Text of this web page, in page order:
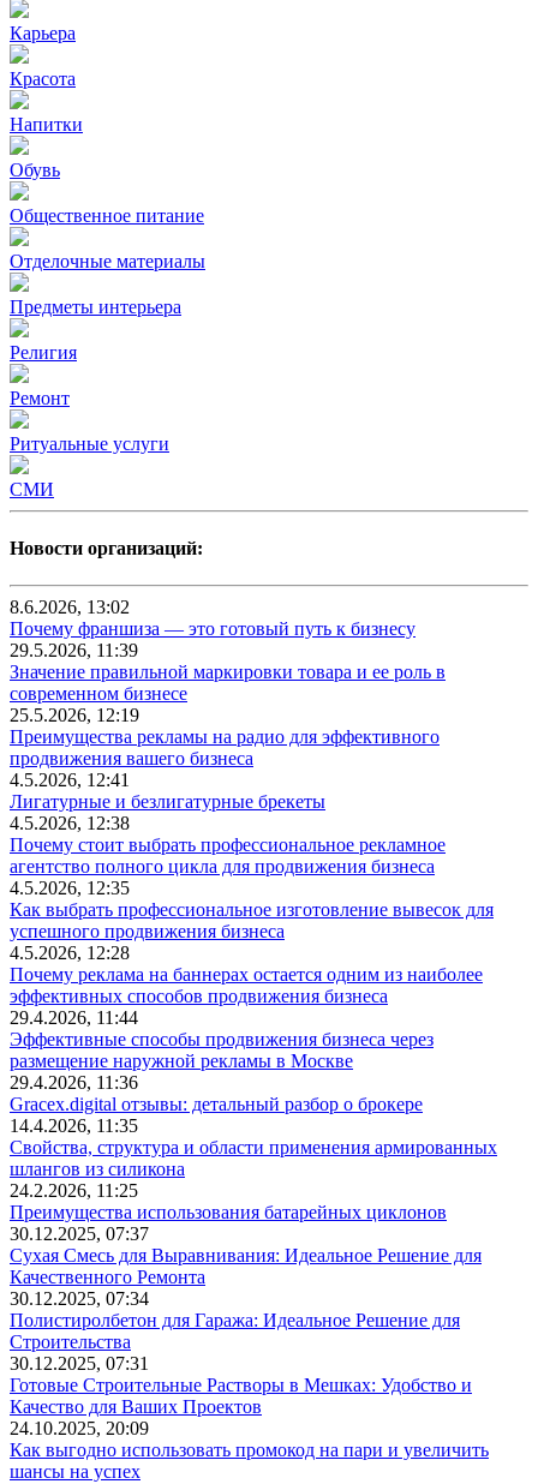
Карьера
Красота
Напитки
Обувь
Общественное питание
Отделочные материалы
Предметы интерьера
Религия
Ремонт
Ритуальные услуги
СМИ
Новости организаций:
8.6.2026, 13:02
Почему франшиза — это готовый путь к бизнесу
29.5.2026, 11:39
Значение правильной маркировки товара и ее роль в
современном бизнесе
25.5.2026, 12:19
Преимущества рекламы на радио для эффективного
продвижения вашего бизнеса
4.5.2026, 12:41
Лигатурные и безлигатурные брекеты
4.5.2026, 12:38
Почему стоит выбрать профессиональное рекламное
агентство полного цикла для продвижения бизнеса
4.5.2026, 12:35
Как выбрать профессиональное изготовление вывесок для
успешного продвижения бизнеса
4.5.2026, 12:28
Почему реклама на баннерах остается одним из наиболее
эффективных способов продвижения бизнеса
29.4.2026, 11:44
Эффективные способы продвижения бизнеса через
размещение наружной рекламы в Москве
29.4.2026, 11:36
Gracex.digital отзывы: детальный разбор о брокере
14.4.2026, 11:35
Свойства, структура и области применения армированных
шлангов из силикона
24.2.2026, 11:25
Преимущества использования батарейных циклонов
30.12.2025, 07:37
Сухая Смесь для Выравнивания: Идеальное Решение для
Качественного Ремонта
30.12.2025, 07:34
Полистиролбетон для Гаража: Идеальное Решение для
Строительства
30.12.2025, 07:31
Готовые Строительные Растворы в Мешках: Удобство и
Качество для Ваших Проектов
24.10.2025, 20:09
Как выгодно использовать промокод на пари и увеличить
шансы на успех